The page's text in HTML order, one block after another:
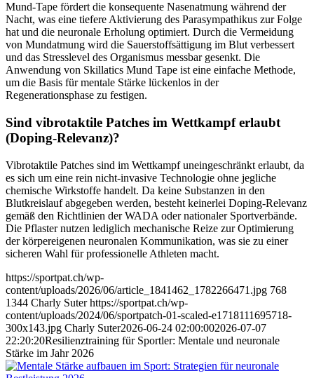
Mund-Tape fördert die konsequente Nasenatmung während der
Nacht, was eine tiefere Aktivierung des Parasympathikus zur Folge
hat und die neuronale Erholung optimiert. Durch die Vermeidung
von Mundatmung wird die Sauerstoffsättigung im Blut verbessert
und das Stresslevel des Organismus messbar gesenkt. Die
Anwendung von Skillatics Mund Tape ist eine einfache Methode,
um die Basis für mentale Stärke lückenlos in der
Regenerationsphase zu festigen.
Sind vibrotaktile Patches im Wettkampf erlaubt
(Doping-Relevanz)?
Vibrotaktile Patches sind im Wettkampf uneingeschränkt erlaubt, da
es sich um eine rein nicht-invasive Technologie ohne jegliche
chemische Wirkstoffe handelt. Da keine Substanzen in den
Blutkreislauf abgegeben werden, besteht keinerlei Doping-Relevanz
gemäß den Richtlinien der WADA oder nationaler Sportverbände.
Die Pflaster nutzen lediglich mechanische Reize zur Optimierung
der körpereigenen neuronalen Kommunikation, was sie zu einer
sicheren Wahl für professionelle Athleten macht.
https://sportpat.ch/wp-
content/uploads/2026/06/article_1841462_1782266471.jpg 768
1344 Charly Suter https://sportpat.ch/wp-
content/uploads/2024/06/sportpatch-01-scaled-e1718111695718-
300x143.jpg Charly Suter2026-06-24 02:00:002026-07-07
22:20:20Resilienztraining für Sportler: Mentale und neuronale
Stärke im Jahr 2026